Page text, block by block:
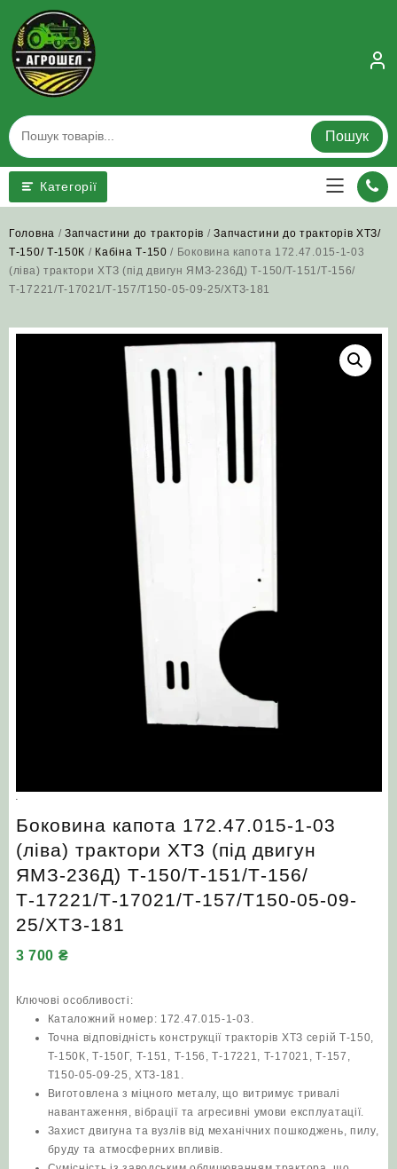
content
Пошук
Категорії
Головна /Запчастини до тракторів /Запчастини до тракторів ХТЗ/
Т-150/ Т-150К / Кабіна Т-150 / Боковина капота 172.47.015-1-03
(ліва) трактори ХТЗ (під двигун ЯМЗ-236Д) Т-150/Т-151/Т-156/
Т-17221/Т-17021/Т-157/Т150-05-09-25/ХТЗ-181
Боковина капота 172.47.015-1-03
(ліва) трактори ХТЗ (під двигун
ЯМЗ-236Д) Т-150/Т-151/Т-156/
Т-17221/Т-17021/Т-157/Т150-05-09-
25/ХТЗ-181
3 700 ₴
Ключові особливості:
Каталожний номер: 172.47.015-1-03.
Точна відповідність конструкції тракторів ХТЗ серій Т-150,
Т-150К, Т-150Г, Т-151, Т-156, Т-17221, Т-17021, Т-157,
Т150-05-09-25, ХТЗ-181.
Виготовлена з міцного металу, що витримує тривалі
навантаження, вібрації та агресивні умови експлуатації.
Захист двигуна та вузлів від механічних пошкоджень, пилу,
бруду та атмосферних впливів.